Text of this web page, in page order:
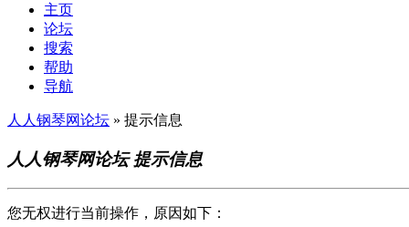
主页
论坛
搜索
帮助
导航
人人钢琴网论坛 » 提示信息
人人钢琴网论坛 提示信息
您无权进行当前操作，原因如下：